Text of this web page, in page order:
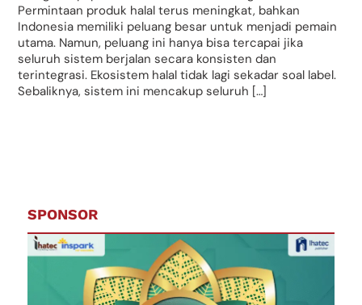
Permintaan produk halal terus meningkat, bahkan
Indonesia memiliki peluang besar untuk menjadi pemain
utama. Namun, peluang ini hanya bisa tercapai jika
seluruh sistem berjalan secara konsisten dan
terintegrasi. Ekosistem halal tidak lagi sekadar soal label.
Sebaliknya, sistem ini mencakup seluruh […]
SPONSOR